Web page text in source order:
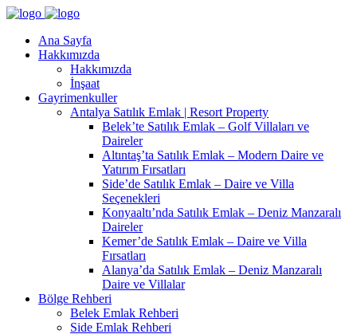
Ana Sayfa
Hakkımızda
Hakkımızda
İnşaat
Gayrimenkuller
Antalya Satılık Emlak | Resort Property
Belek’te Satılık Emlak – Golf Villaları ve
Daireler
Altıntaş’ta Satılık Emlak – Modern Daire ve
Yatırım Fırsatları
Side’de Satılık Emlak – Daire ve Villa
Seçenekleri
Konyaaltı’nda Satılık Emlak – Deniz Manzaralı
Daireler
Kemer’de Satılık Emlak – Daire ve Villa
Fırsatları
Alanya’da Satılık Emlak – Deniz Manzaralı
Daire ve Villalar
Bölge Rehberi
Belek Emlak Rehberi
Side Emlak Rehberi